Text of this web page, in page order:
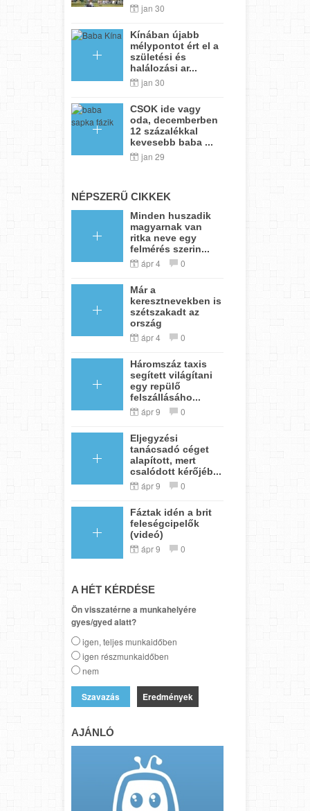
jan 30
Kínában újabb
mélypontot ért el a
születési és
halálozási ar...
jan 30
CSOK ide vagy
oda, decemberben
12 százalékkal
kevesebb baba ...
jan 29
NÉPSZERŰ CIKKEK
Minden huszadik
magyarnak van
ritka neve egy
felmérés szerin...
ápr 4 0
Már a
keresztnevekben is
szétszakadt az
ország
ápr 4 0
Háromszáz taxis
segített világítani
egy repülő
felszállásáho...
ápr 9 0
Eljegyzési
tanácsadó céget
alapított, mert
csalódott kérőjéb...
ápr 9 0
Fáztak idén a brit
feleségcipelők
(videó)
ápr 9 0
A HÉT KÉRDÉSE
Ön visszatérne a munkahelyére
gyes/gyed alatt?
igen, teljes munkaidőben
igen részmunkaidőben
nem
Eredmények
AJÁNLÓ